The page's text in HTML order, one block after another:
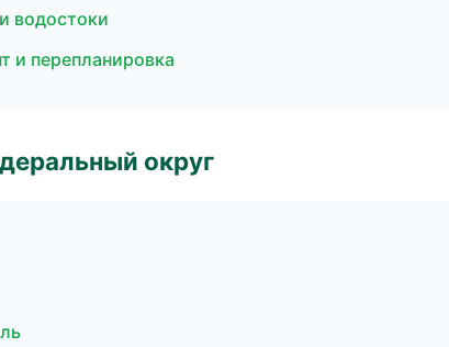
водостоки
и перепланировка
округ